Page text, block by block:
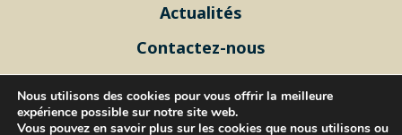
Actualités
Contactez-nous
Rejoignez-nous
Mentions légales
Nous utilisons des cookies pour vous offrir la meilleure
expérience possible sur notre site web.
Vous pouvez en savoir plus sur les cookies que nous utilisons ou